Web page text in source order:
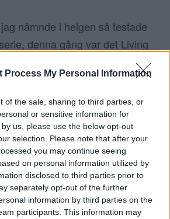
Process My Personal Information
of the sale, sharing to third parties, or
or sensitive information for
us, please use the below opt-out
selection. Please note that after your
you may continue seeing
on personal information utilized by
disclosed to third parties prior to
separately opt-out of the further
information by third parties on the
participants. This information may
nämnde i helgen så testade
denna gång var det Living
stod på menyn. Denna serie är
om”, precis som namnet.
till torra och skadade hår.
till att jag inte kallar detta